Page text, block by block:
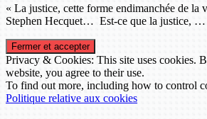
« La justice, cette forme endimanchée de la
Stephen Hecquet… Est-ce que la justice, …
Privacy & Cookies: This site uses cookies.
website, you agree to their use.
To find out more, including how to control
Politique relative aux cookies